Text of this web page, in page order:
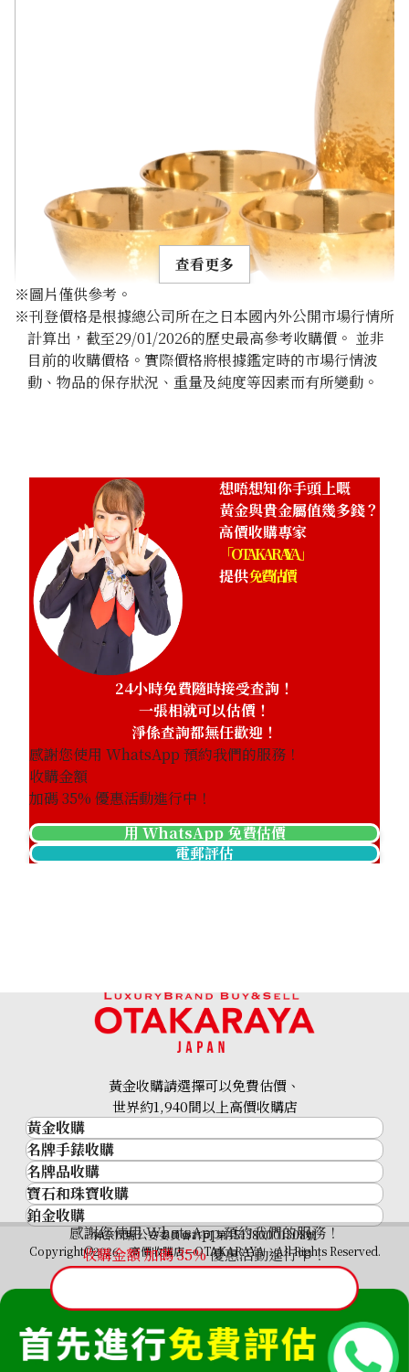
24K gold (K24) sake set
18K gold (K18) Kihei ring
HKD 3,539.54
查看更多
※圖片僅供參考。
※刊登價格是根據總公司所在之日本國內外公開市場行情所
計算出，截至29/01/2026的歷史最高參考收購價。 並非
目前的收購價格。實際價格將根據鑑定時的市場行情波
動、物品的保存狀況、重量及純度等因素而有所變動。
想唔想知你手頭上嘅
黃金與貴金屬值幾多錢？
高價收購專家
「OTAKARAYA」
提供免費估價
24小時免費隨時接受查詢！
一張相就可以估價！
淨係查詢都無任歡迎！
感謝您使用 WhatsApp 預約我們的服務！
收購金額
加碼35% 優惠活動進行中！
用 WhatsApp 免費估價
電郵評估
感謝您使用 WhatsApp 預約我們的服務！
收購金額 加碼35%優惠活動進行中！
黃金收購請選擇可以免費估價、
世界約1,940間以上高價收購店
黃金收購
黃金･金條
金條
金幣及銀幣
過去十年黃金價格
金飾
金戒指
金頸鍊
名牌手錶收購
名牌手錶收購
勞力士 (Rolex)
Patek Philippe
Audemars Piguet
Vacheron Constantin
A. Lange & Söhne
Breguet
名牌品收購
名牌品收購
HERMES
LOUIS VUITTON
CHANEL
卡地亞（Cartier）
CELINE
FENDI
Christian Dior
寶石和珠寶收購
寶石和珠寶
祖母綠
藍寶石
紅寶石
鉑金收購
神奈川縣公安委員會許可 第451380001308號
Copyright©2026 高價收購店—OTAKARAYA All Rights Reserved.